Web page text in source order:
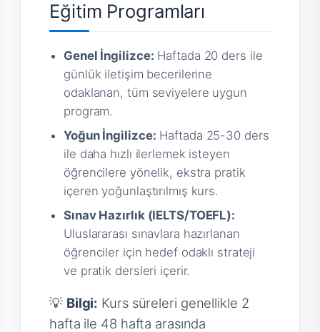
Eğitim Programları
Genel İngilizce: Haftada 20 ders ile
günlük iletişim becerilerine
odaklanan, tüm seviyelere uygun
program.
Yoğun İngilizce: Haftada 25-30 ders
ile daha hızlı ilerlemek isteyen
öğrencilere yönelik, ekstra pratik
içeren yoğunlaştırılmış kurs.
Sınav Hazırlık (IELTS/TOEFL):
Uluslararası sınavlara hazırlanan
öğrenciler için hedef odaklı strateji
ve pratik dersleri içerir.
💡 Bilgi: Kurs süreleri genellikle 2
hafta ile 48 hafta arasında